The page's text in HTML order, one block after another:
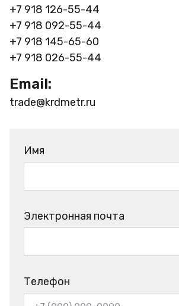
+7 918 126-55-44
+7 918 092-55-44
+7 918 145-65-60
+7 918 026-55-44
Email:
trade@krdmetr.ru
Имя
Электронная почта
Телефон